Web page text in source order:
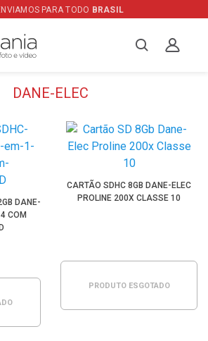
PARA TODO BRASIL
DANE-ELEC
DANE-
COM
CARTÃO SDHC 8GB DANE-ELEC
PROLINE 200X CLASSE 10
PRODUTO ESGOTADO